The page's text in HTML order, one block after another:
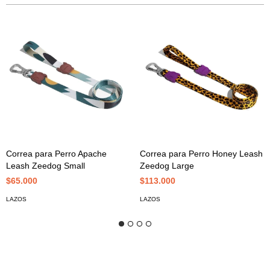
Correa para Perro Apache
Leash Zeedog Small
$65.000
LAZOS
Correa para Perro Honey Leash
Zeedog Large
$113.000
LAZOS